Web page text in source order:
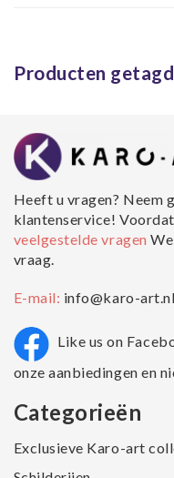
Producten
Heeft u vragen? Neem
klantenservice!
veelgestelde vragen
vraag.
E-mail: info@karo-art.nl
Like us on
onze aanbiedingen en
Categorieën
Exclusieve Karo-art